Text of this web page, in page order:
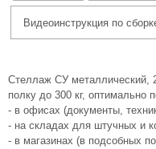
Видеоинструкция по
Стеллаж СУ металлический,
полку до 300 кг, оптимально
- в офисах (документы,
- на складах для штучных и
- в магазинах (в подсобных